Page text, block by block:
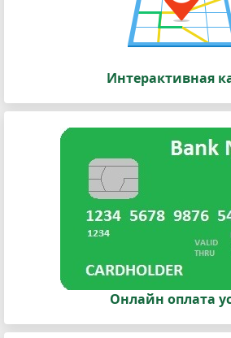
Интерактивная
Онлайн оплата